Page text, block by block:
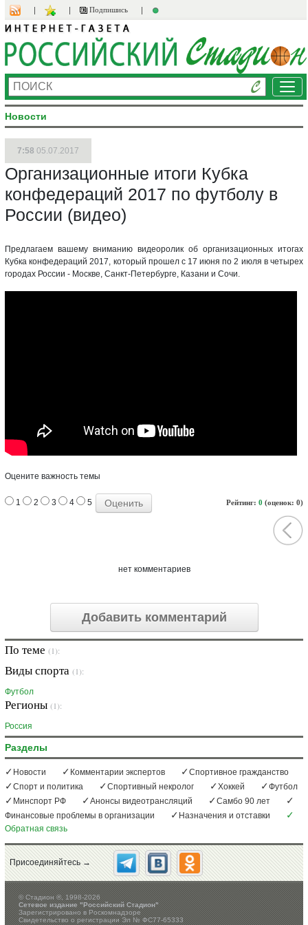
Подпишись
Новости
7:58 05.07.2017
Организационные итоги Кубка
конфедераций 2017 по футболу в
России (видео)
Предлагаем вашему вниманию видеоролик об организационных итогах
Кубка конфедераций 2017, который прошел с 17 июня по 2 июля в четырех
городах России - Москве, Санкт-Петербурге, Казани и Сочи.
Оцените важность темы
Рейтинг: 0 (оценок: 0)
1 2 3 4 5
нет комментариев
Добавить комментарий
По теме (1):
Виды спорта (1):
Футбол
Регионы (1):
Россия
Разделы
Новости Комментарии экспертов
Спортивное гражданство
Спорт и политика
Спортивный некролог Хоккей
Футбол
Минспорт РФ
Анонсы видеотрансляций
Самбо 90 лет
Финансовые проблемы в организации
Назначения и отставки
Обратная связь
Присоединяйтесь →
©Стадион ®, 1998-2026
Сетевое издание "Российский Стадион"
Зарегистрировано в Роскомнадзоре
Свидетельство о регистрации Эл № ФС77-65333